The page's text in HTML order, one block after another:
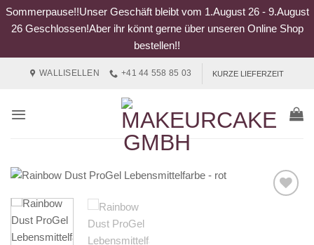
Sommerpause!!Unser Geschäft bleibt vom 1.August 26 - 9.August
26 Geschlossen!Aber ihr könnt gerne über unseren Online Shop
bestellen!!
WALLISELLEN +41 44 558 85 03 KURZE LIEFERZEIT